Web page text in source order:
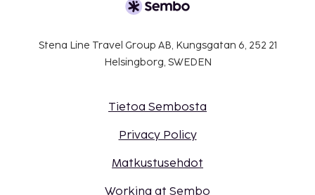
Stena Line Travel Group AB, Kungsgatan 6, 252 21
Helsingborg, SWEDEN
Tietoa Sembosta
Privacy Policy
Matkustusehdot
Working at Sembo